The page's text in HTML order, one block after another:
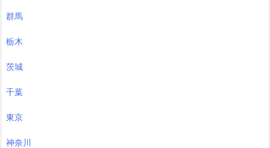
群馬
栃木
茨城
千葉
東京
神奈川